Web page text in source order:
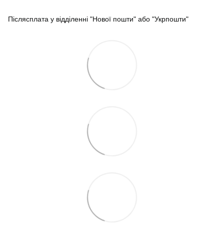
Післясплата у відділенні "Нової пошти" або "Укрпошти"